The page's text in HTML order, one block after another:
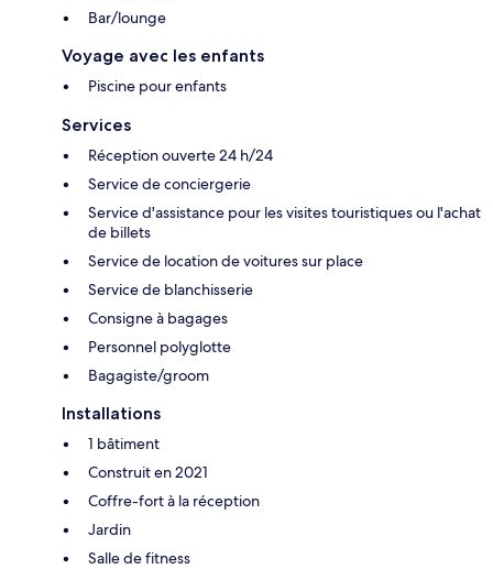
Bar/lounge
Voyage avec les enfants
Piscine pour enfants
Services
Réception ouverte 24 h/24
Service de conciergerie
Service d'assistance pour les visites touristiques ou l'achat
de billets
Service de location de voitures sur place
Service de blanchisserie
Consigne à bagages
Personnel polyglotte
Bagagiste/groom
Installations
1 bâtiment
Construit en 2021
Coffre-fort à la réception
Jardin
Salle de fitness